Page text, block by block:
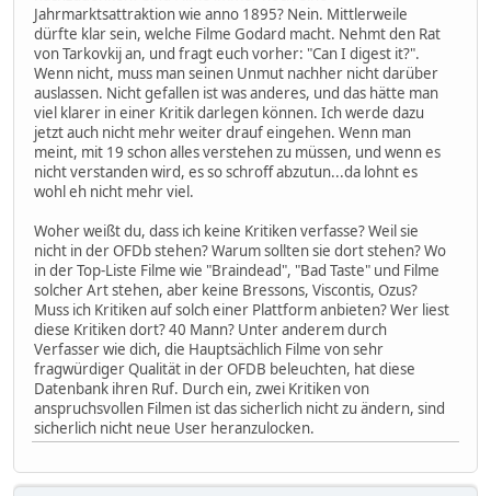
Jahrmarktsattraktion wie anno 1895? Nein. Mittlerweile
dürfte klar sein, welche Filme Godard macht. Nehmt den Rat
von Tarkovkij an, und fragt euch vorher: "Can I digest it?".
Wenn nicht, muss man seinen Unmut nachher nicht darüber
auslassen. Nicht gefallen ist was anderes, und das hätte man
viel klarer in einer Kritik darlegen können. Ich werde dazu
jetzt auch nicht mehr weiter drauf eingehen. Wenn man
meint, mit 19 schon alles verstehen zu müssen, und wenn es
nicht verstanden wird, es so schroff abzutun...da lohnt es
wohl eh nicht mehr viel.
Woher weißt du, dass ich keine Kritiken verfasse? Weil sie
nicht in der OFDb stehen? Warum sollten sie dort stehen? Wo
in der Top-Liste Filme wie "Braindead", "Bad Taste" und Filme
solcher Art stehen, aber keine Bressons, Viscontis, Ozus?
Muss ich Kritiken auf solch einer Plattform anbieten? Wer liest
diese Kritiken dort? 40 Mann? Unter anderem durch
Verfasser wie dich, die Hauptsächlich Filme von sehr
fragwürdiger Qualität in der OFDB beleuchten, hat diese
Datenbank ihren Ruf. Durch ein, zwei Kritiken von
anspruchsvollen Filmen ist das sicherlich nicht zu ändern, sind
sicherlich nicht neue User heranzulocken.